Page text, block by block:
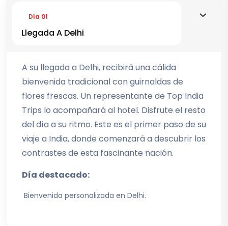
Día 01
Llegada A Delhi
A su llegada a Delhi, recibirá una cálida
bienvenida tradicional con guirnaldas de
flores frescas. Un representante de Top India
Trips lo acompañará al hotel. Disfrute el resto
del día a su ritmo. Este es el primer paso de su
viaje a India, donde comenzará a descubrir los
contrastes de esta fascinante nación.
Día destacado:
Bienvenida personalizada en Delhi.